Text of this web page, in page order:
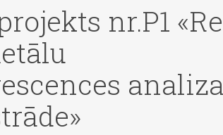
nr.P1